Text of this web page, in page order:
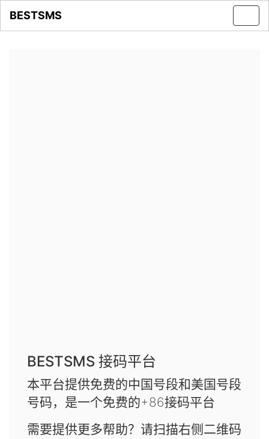
BESTSMS
BESTSMS 接码平台
本平台提供免费的中国号段和美国号段
号码，是一个免费的+86接码平台
需要提供更多帮助？请扫描右侧二维码